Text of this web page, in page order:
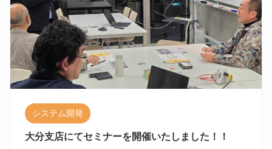
システム開発
大分支店にてセミナーを開催いたしました！！